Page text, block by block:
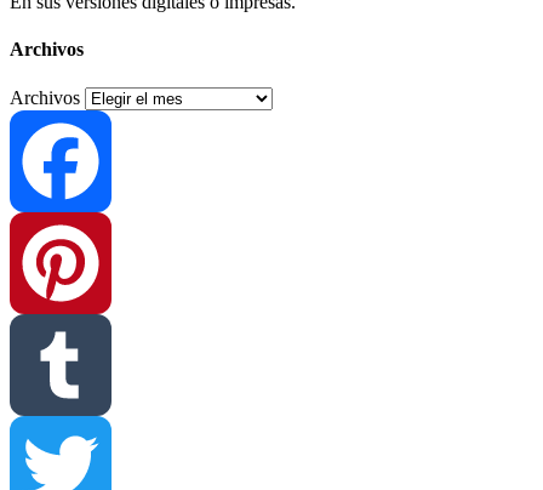
Archivos
Archivos
Facebook
Pinterest
Tumblr